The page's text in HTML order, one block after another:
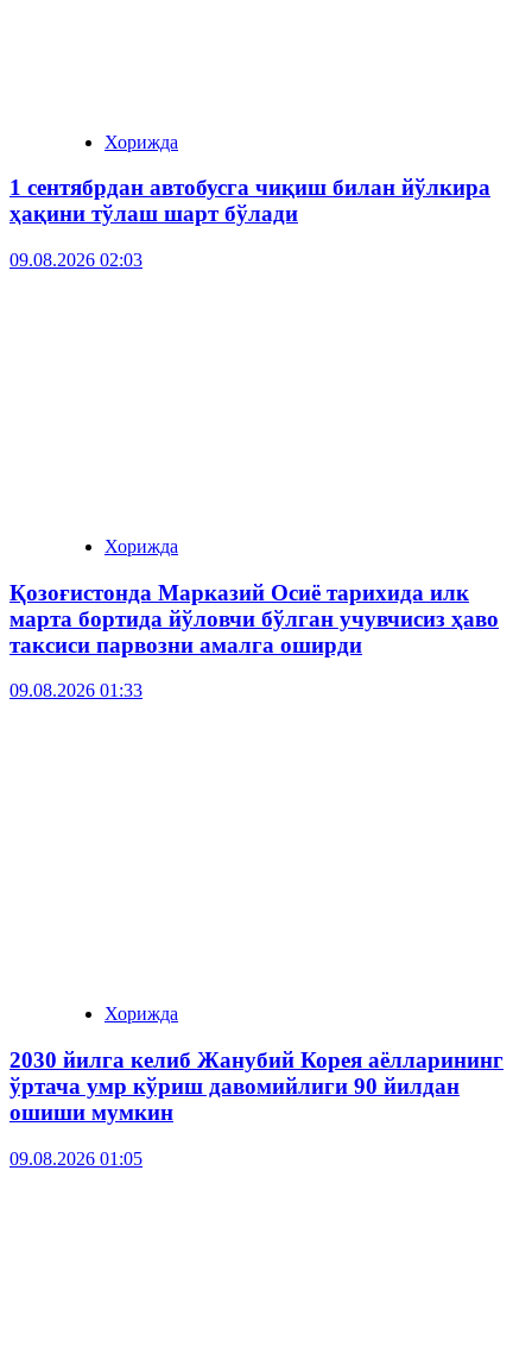
Хорижда
1 сентябрдан автобусга чиқиш билан йўлкира
ҳақини тўлаш шарт бўлади
09.08.2026 02:03
Хорижда
Қозоғистонда Марказий Осиё тарихида илк
марта бортида йўловчи бўлган учувчисиз ҳаво
таксиси парвозни амалга оширди
09.08.2026 01:33
Хорижда
2030 йилга келиб Жанубий Корея аёлларининг
ўртача умр кўриш давомийлиги 90 йилдан
ошиши мумкин
09.08.2026 01:05